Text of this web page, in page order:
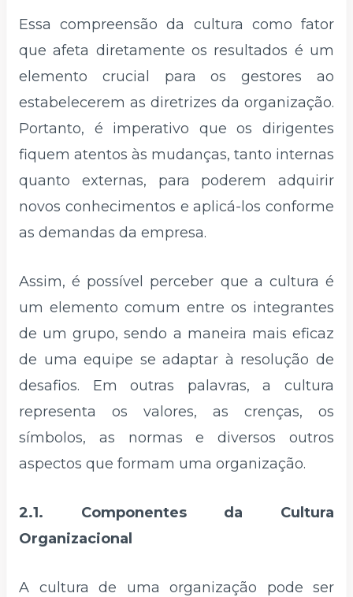
Essa compreensão da cultura como fator
que afeta diretamente os resultados é um
elemento crucial para os gestores ao
estabelecerem as diretrizes da organização.
Portanto, é imperativo que os dirigentes
fiquem atentos às mudanças, tanto internas
quanto externas, para poderem adquirir
novos conhecimentos e aplicá-los conforme
as demandas da empresa.
Assim, é possível perceber que a cultura é
um elemento comum entre os integrantes
de um grupo, sendo a maneira mais eficaz
de uma equipe se adaptar à resolução de
desafios. Em outras palavras, a cultura
representa os valores, as crenças, os
símbolos, as normas e diversos outros
aspectos que formam uma organização.
2.1. Componentes da Cultura
Organizacional
A cultura de uma organização pode ser